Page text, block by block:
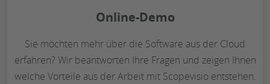
Online-Demo
Sie möchten mehr über die Software aus der Cloud
erfahren? Wir beantworten Ihre Fragen und zeigen Ihnen
welche Vorteile aus der Arbeit mit Scopevisio entstehen.